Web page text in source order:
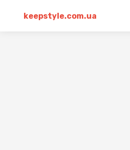
keepstyle.com.ua